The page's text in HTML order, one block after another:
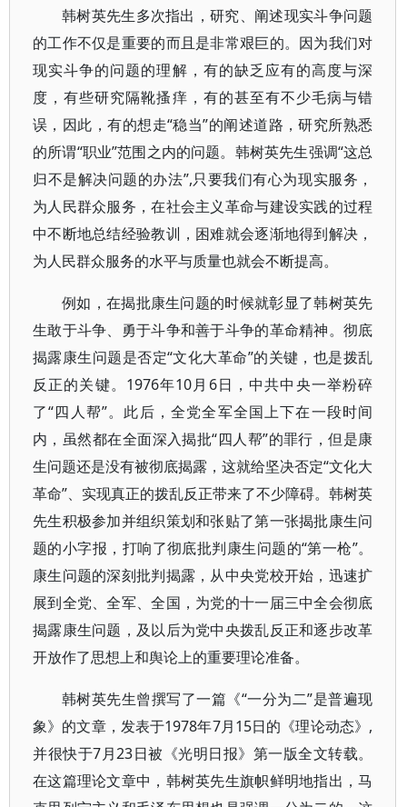
韩树英先生多次指出，研究、阐述现实斗争问题
的工作不仅是重要的而且是非常艰巨的。因为我们对
现实斗争的问题的理解，有的缺乏应有的高度与深
度，有些研究隔靴搔痒，有的甚至有不少毛病与错
误，因此，有的想走“稳当”的阐述道路，研究所熟悉
的所谓“职业”范围之内的问题。韩树英先生强调“这总
归不是解决问题的办法”,只要我们有心为现实服务，
为人民群众服务，在社会主义革命与建设实践的过程
中不断地总结经验教训，困难就会逐渐地得到解决，
为人民群众服务的水平与质量也就会不断提高。
例如，在揭批康生问题的时候就彰显了韩树英先
生敢于斗争、勇于斗争和善于斗争的革命精神。彻底
揭露康生问题是否定“文化大革命”的关键，也是拨乱
反正的关键。1976年10月6日，中共中央一举粉碎
了“四人帮”。此后，全党全军全国上下在一段时间
内，虽然都在全面深入揭批“四人帮”的罪行，但是康
生问题还是没有被彻底揭露，这就给坚决否定“文化大
革命”、实现真正的拨乱反正带来了不少障碍。韩树英
先生积极参加并组织策划和张贴了第一张揭批康生问
题的小字报，打响了彻底批判康生问题的“第一枪”。
康生问题的深刻批判揭露，从中央党校开始，迅速扩
展到全党、全军、全国，为党的十一届三中全会彻底
揭露康生问题，及以后为党中央拨乱反正和逐步改革
开放作了思想上和舆论上的重要理论准备。
韩树英先生曾撰写了一篇《“一分为二”是普遍现
象》的文章，发表于1978年7月15日的《理论动态》,
并很快于7月23日被《光明日报》第一版全文转载。
在这篇理论文章中，韩树英先生旗帜鲜明地指出，马